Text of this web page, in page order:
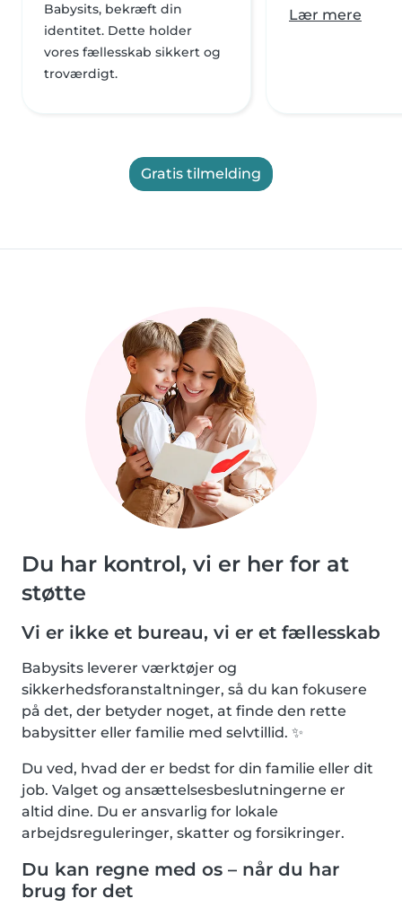
Babysits, bekræft din
identitet. Dette holder
vores fællesskab sikkert og
troværdigt.
Lær mere
Gratis tilmelding
Du har kontrol, vi er her for at
støtte
Vi er ikke et bureau, vi er et fællesskab
Babysits leverer værktøjer og
sikkerhedsforanstaltninger, så du kan fokusere
på det, der betyder noget, at finde den rette
babysitter eller familie med selvtillid. ✨
Du ved, hvad der er bedst for din familie eller dit
job. Valget og ansættelsesbeslutningerne er
altid dine. Du er ansvarlig for lokale
arbejdsreguleringer, skatter og forsikringer.
Du kan regne med os – når du har
brug for det